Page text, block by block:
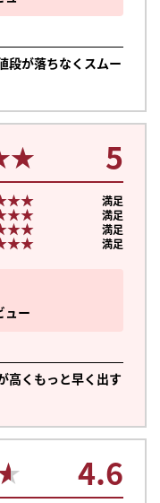
段が落ちなくスムー
ュー
高くもっと早く出す
5
満足
満足
満足
満足
4.6
し査定